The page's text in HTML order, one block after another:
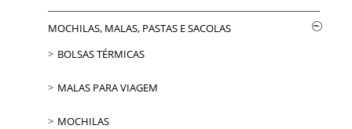
MOCHILAS, MALAS, PASTAS E SACOLAS
BOLSAS TÉRMICAS
MALAS PARA VIAGEM
MOCHILAS